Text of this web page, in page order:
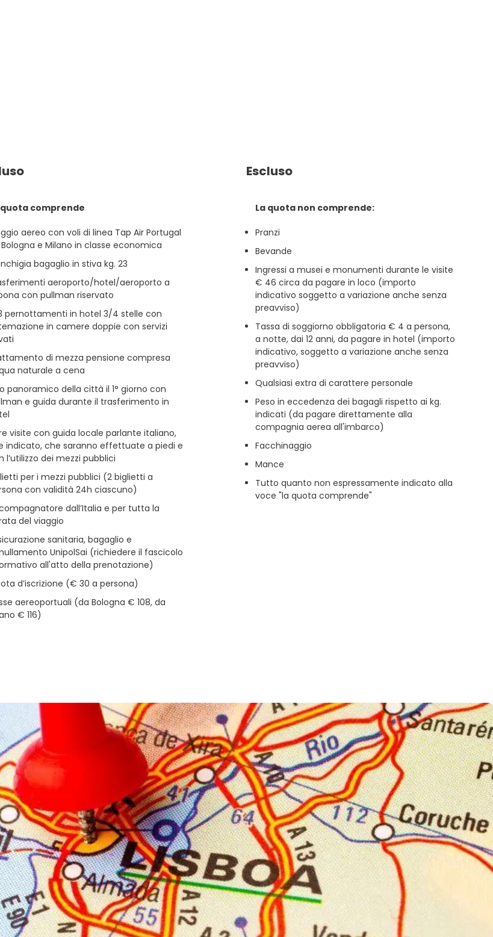
quota comprende
aereo con voli di linea Tap Air Portugal
e Milano in classe economica
bagaglio in stiva kg. 23
aeroporto/hotel/aeroporto a
con pullman riservato
pernottamenti in hotel 3/4 stelle con
in camere doppie con servizi
di mezza pensione compresa
naturale a cena
panoramico della città il 1° giorno con
e guida durante il trasferimento in
visite con guida locale parlante italiano,
indicato, che saranno effettuate a piedi e
l’utilizzo dei mezzi pubblici
per i mezzi pubblici (2 biglietti a
con validità 24h ciascuno)
dall’Italia e per tutta la
del viaggio
sanitaria, bagaglio e
UnipolSai (richiedere il fascicolo
all'atto della prenotazione)
d’iscrizione (€ 30 a persona)
aereoportuali (da Bologna € 108, da
€ 116)
Escluso
La quota non comprende:
Pranzi
Bevande
Ingressi a musei e monumenti durante le visite
€ 46 circa da pagare in loco (importo
indicativo soggetto a variazione anche senza
preavviso)
Tassa di soggiorno obbligatoria € 4 a persona,
a notte, dai 12 anni, da pagare in hotel (importo
indicativo, soggetto a variazione anche senza
preavviso)
Qualsiasi extra di carattere personale
Peso in eccedenza dei bagagli rispetto ai kg.
indicati (da pagare direttamente alla
compagnia aerea all'imbarco)
Facchinaggio
Mance
Tutto quanto non espressamente indicato alla
voce "la quota comprende"